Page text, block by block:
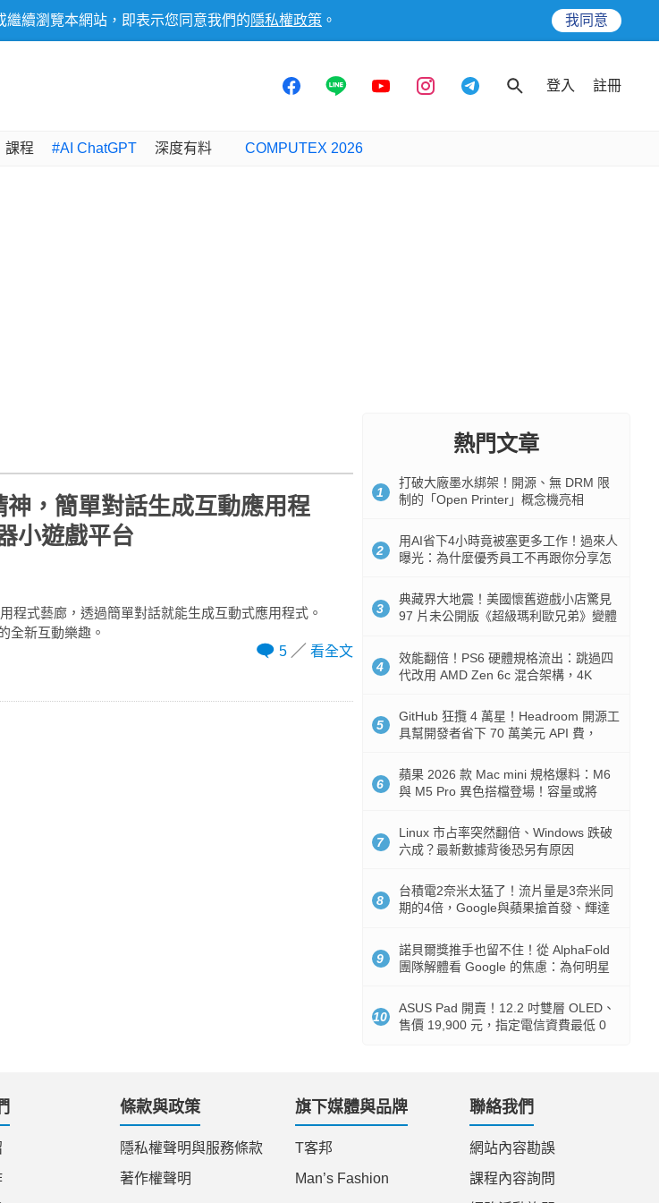
續瀏覽本網站，即表示您同意我們的 隱私權政策 。 我同意
登入 註冊
課程 #AI ChatGPT 深度有料 COMPUTEX 2026
，簡單對話生成互動應用程
小遊戲平台
程式藝廊，透過簡單對話就能生成互動式應用程式。
全新互動樂趣。
5
看全文
熱門文章
1
打破大廠墨水綁架！開源、無 DRM 限
制的「Open Printer」概念機亮相
2
用AI省下4小時竟被塞更多工作！過來人
曝光：為什麼優秀員工不再跟你分享怎
3
典藏界大地震！美國懷舊遊戲小店驚見
97 片未公開版《超級瑪利歐兄弟》變體
4
效能翻倍！PS6 硬體規格流出：跳過四
代改用 AMD Zen 6c 混合架構，4K
5
GitHub 狂攬 4 萬星！Headroom 開源工
具幫開發者省下 70 萬美元 API 費，
6
蘋果 2026 款 Mac mini 規格爆料：M6
與 M5 Pro 異色搭檔登場！容量或將
7
Linux 市占率突然翻倍、Windows 跌破
六成？最新數據背後恐另有原因
8
台積電2奈米太猛了！流片量是3奈米同
期的4倍，Google與蘋果搶首發、輝達
9
諾貝爾獎推手也留不住！從 AlphaFold
團隊解體看 Google 的焦慮：為何明星
10
ASUS Pad 開賣！12.2 吋雙層 OLED、
售價 19,900 元，指定電信資費最低 0
條款與政策
隱私權聲明與服務條款
著作權聲明
旗下媒體與品牌
T客邦
Man’s Fashion
聯絡我們
網站內容勘誤
課程內容詢問